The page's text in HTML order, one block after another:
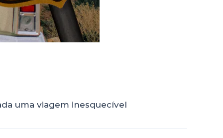
uma viagem inesquecível